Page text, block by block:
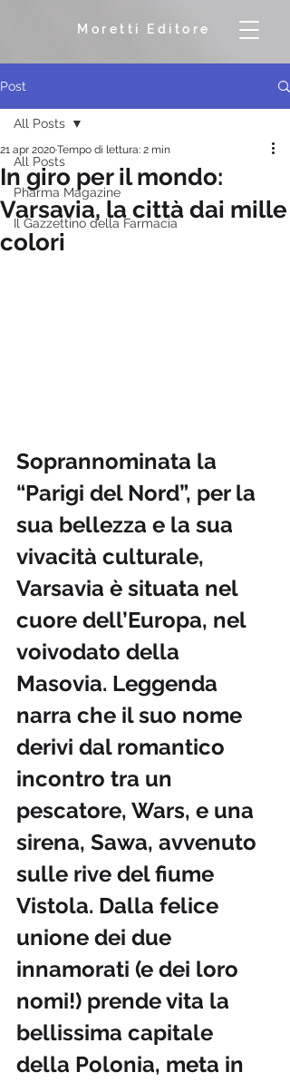
Moretti Editore
Post
All Posts
Pharma Magazine
Il Gazzettino della Farmacia
All Posts
In giro per il mondo:
Varsavia, la città dai mille
colori
21 apr 2020Tempo di lettura: 2 min
Soprannominata la
“Parigi del Nord”, per la
sua bellezza e la sua
vivacità culturale,
Varsavia è situata nel
cuore dell’Europa, nel
voivodato della
Masovia. Leggenda
narra che il suo nome
derivi dal romantico
incontro tra un
pescatore, Wars, e una
sirena, Sawa, avvenuto
sulle rive del fiume
Vistola. Dalla felice
unione dei due
innamorati (e dei loro
nomi!) prende vita la
bellissima capitale
della Polonia, meta in